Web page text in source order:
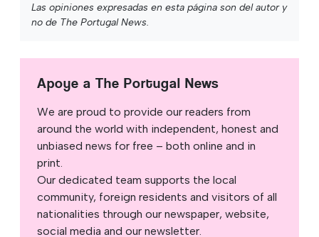
Las opiniones expresadas en esta página son del autor y
no de The Portugal News.
Apoye a The Portugal News
We are proud to provide our readers from
around the world with independent, honest and
unbiased news for free – both online and in
print.
Our dedicated team supports the local
community, foreign residents and visitors of all
nationalities through our newspaper, website,
social media and our newsletter.